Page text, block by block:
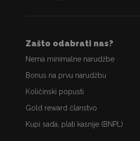
Zašto odabrati nas?
Nema minimalne narudžbe
Bonus na prvu narudžbu
Količinski popusti
Gold reward članstvo
Kupi sada, plati kasnije (BNPL)